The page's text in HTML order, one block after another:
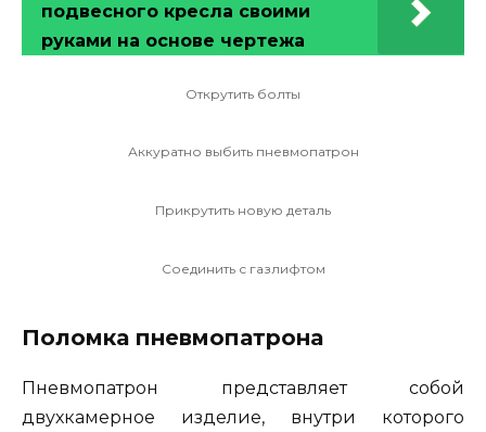
подвесного кресла своими
руками на основе чертежа
Открутить болты
Аккуратно выбить пневмопатрон
Прикрутить новую деталь
Соединить с газлифтом
Поломка пневмопатрона
Пневмопатрон представляет собой
двухкамерное изделие, внутри которого